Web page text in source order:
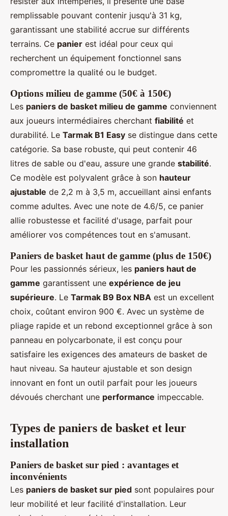
remplissable pouvant contenir jusqu'à 31 kg,
garantissant une stabilité accrue sur différents
terrains. Ce panier est idéal pour ceux qui
recherchent un équipement fonctionnel sans
compromettre la qualité ou le budget.
Options milieu de gamme (50€ à 150€)
Les paniers de basket milieu de gamme conviennent
aux joueurs intermédiaires cherchant fiabilité et
durabilité. Le Tarmak B1 Easy se distingue dans cette
catégorie. Sa base robuste, qui peut contenir 46
litres de sable ou d'eau, assure une grande stabilité.
Ce modèle est polyvalent grâce à son hauteur
ajustable de 2,2 m à 3,5 m, accueillant ainsi enfants
comme adultes. Avec une note de 4.6/5, ce panier
allie robustesse et facilité d'usage, parfait pour
améliorer vos compétences tout en s'amusant.
Paniers de basket haut de gamme (plus de 150€)
Pour les passionnés sérieux, les paniers haut de
gamme garantissent une expérience de jeu
supérieure. Le Tarmak B9 Box NBA est un excellent
choix, coûtant environ 900 €. Avec un système de
pliage rapide et un rebond exceptionnel grâce à son
panneau en polycarbonate, il est conçu pour
satisfaire les exigences des amateurs de basket de
haut niveau. Sa hauteur ajustable et son design
innovant en font un outil parfait pour les joueurs
dévoués cherchant une performance impeccable.
Types de paniers de basket et leur
installation
Paniers de basket sur pied : avantages et
inconvénients
Les paniers de basket sur pied sont populaires pour
leur mobilité et leur facilité d'installation. Leur